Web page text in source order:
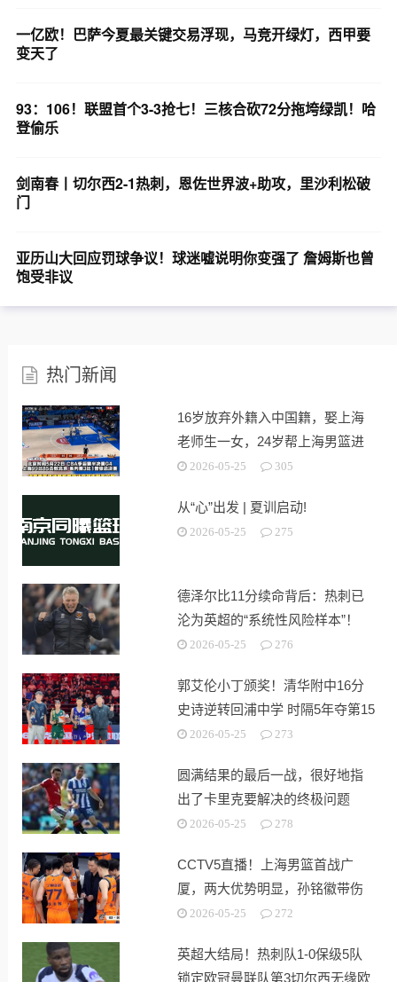
一亿欧！巴萨今夏最关键交易浮现，马竞开绿灯，西甲要
变天了
93：106！联盟首个3-3抢七！三核合砍72分拖垮绿凯！哈
登偷乐
剑南春丨切尔西2-1热刺，恩佐世界波+助攻，里沙利松破
门
亚历山大回应罚球争议！球迷嘘说明你变强了 詹姆斯也曾
饱受非议
热门新闻
16岁放弃外籍入中国籍，娶上海
老师生一女，24岁帮上海男篮进
决赛
2026-05-25 305
从“心”出发 | 夏训启动!
2026-05-25 275
德泽尔比11分续命背后：热刺已
沦为英超的“系统性风险样本”！
2026-05-25 276
郭艾伦小丁颁奖！清华附中16分
史诗逆转回浦中学 时隔5年夺第15
冠2026-05-25 273
圆满结果的最后一战，很好地指
出了卡里克要解决的终极问题
2026-05-25 278
CCTV5直播！上海男篮首战广
厦，两大优势明显，孙铭徽带伤
出战！
2026-05-25 272
英超大结局！热刺队1-0保级5队
锁定欧冠曼联队第3切尔西无缘欧